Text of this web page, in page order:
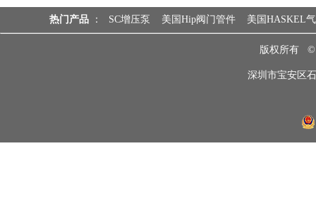
热门产品 ： SC增压泵 美国Hip阀门管件 美国HASKEL
版权所有
深圳市宝安区